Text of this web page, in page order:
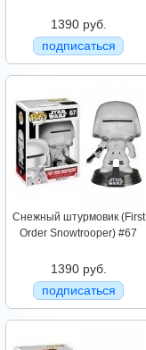
1390 руб.
подписаться
Снежный штурмовик (First
Order Snowtrooper) #67
1390 руб.
подписаться